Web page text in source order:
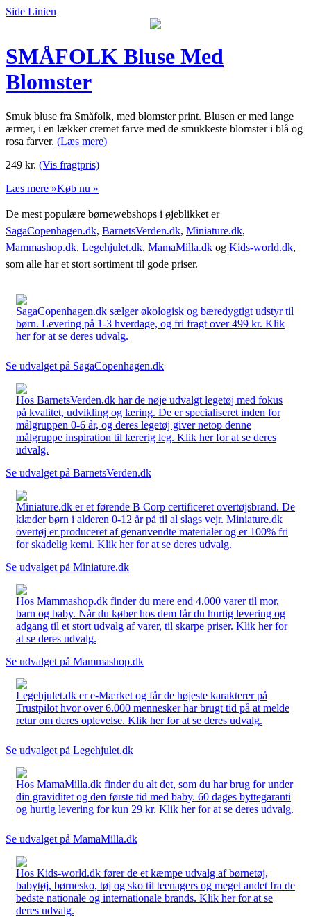
Side Linien
SMÅFOLK Bluse Med
Blomster
Smuk bluse fra Småfolk, med blomster print. Blusen er med lange
ærmer, i en lækker cremet farve med de smukkeste blomster i blå og
rosa farver. (Læs mere)
249 kr. (Vis fragtpris)
Læs mere »Køb nu »
De mest populære børnewebshops i øjeblikket er
SagaCopenhagen.dk, BarnetsVerden.dk, Miniature.dk,
Mammashop.dk, Legehjulet.dk, MamaMilla.dk og Kids-world.dk,
som alle har et stort sortiment til gode priser.
SagaCopenhagen.dk sælger økologisk og bæredygtigt udstyr til
børn. Levering på 1-3 hverdage, og fri fragt over 499 kr. Klik
her for at se deres udvalg.
Se udvalget på SagaCopenhagen.dk
Hos BarnetsVerden.dk har de nøje udvalgt legetøj med fokus
på kvalitet, udvikling og læring. De er specialiseret inden for
målgruppen 0-6 år, og deres legetøj giver netop denne
målgruppe inspiration til lærerig leg. Klik her for at se deres
udvalg.
Se udvalget på BarnetsVerden.dk
Miniature.dk er et førende B Corp certificeret overtøjsbrand. De
klæder børn i alderen 0-12 år på til al slags vejr. Miniature.dk
overtøj er produceret af genanvendte materialer og er 100% fri
for skadelig kemi. Klik her for at se deres udvalg.
Se udvalget på Miniature.dk
Hos Mammashop.dk finder du mere end 4.000 varer til mor,
barn og baby. Når du køber hos dem får du hurtig levering og
adgang til et stort udvalg af varer, til skarpe priser. Klik her for
at se deres udvalg.
Se udvalget på Mammashop.dk
Legehjulet.dk er e-Mærket og får de højeste karakterer på
Trustpilot hvor over 6.000 mennesker har brugt tid på at melde
retur om deres oplevelse. Klik her for at se deres udvalg.
Se udvalget på Legehjulet.dk
Hos MamaMilla.dk finder du alt det, som du har brug for under
din graviditet og den første tid med baby. 60 dages byttegaranti
og hurtig levering for kun 29 kr. Klik her for at se deres udvalg.
Se udvalget på MamaMilla.dk
Hos Kids-world.dk fører de et kæmpe udvalg af børnetøj,
babytøj, børnesko, tøj og sko til teenagers og meget andet fra de
bedste nationale og internationale brands. Klik her for at se
deres udvalg.